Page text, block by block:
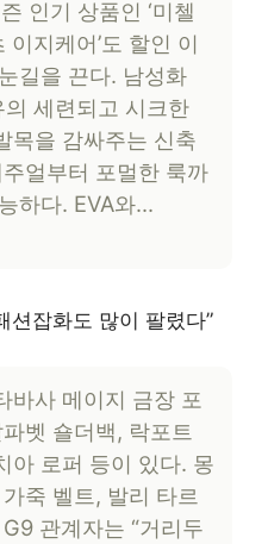
인기 상품인 ‘미첼
이지케어’도 할인 이
길을 끈다. 남성화
의 세련되고 시크한
목을 감싸주는 신축
얼부터 포멀한 룩까
하다. EVA와…
션잡화도 많이 팔렸다”
바사 메이지 금장 포
벳 숄더백, 락포트
아 로퍼 등이 있다. 몽
죽 벨트, 발리 타르
관계자는 “거리두